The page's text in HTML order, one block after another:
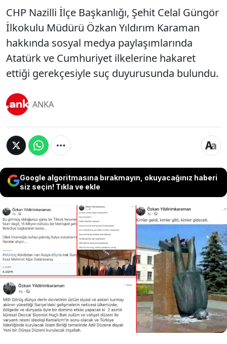
CHP Nazilli İlçe Başkanlığı, Şehit Celal Güngör
İlkokulu Müdürü Özkan Yıldırım Karaman
hakkında sosyal medya paylaşımlarında
Atatürk ve Cumhuriyet ilkelerine hakaret
ettiği gerekçesiyle suç duyurusunda bulundu.
ANKA
Google algoritmasına bırakmayın, okuyacağınız haberi
siz seçin! Tıkla ve ekle
CHP Nazilli İlçe Başkanlığı, Şehit Celal Güngör
İlkokulu Müdürü Özkan Yıldırım Karaman
hakkında sosyal medya paylaşımlarında
Atatürk ve Cumhuriyet ilkelerine hakaret ettiği
gerekçesiyle suç duyurusunda bulundu.